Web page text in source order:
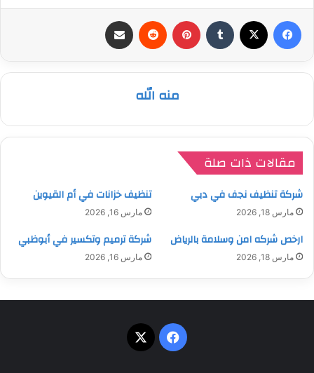
فيسبوك بينتيريست
منه الله
مقالات ذات صلة
شركة تنظيف نجف في دبي
مارس 18, 2026
تنظيف خزانات في أم القيوين
مارس 16, 2026
ارخص شركه امن وسلامة بالرياض
مارس 18, 2026
شركة ترميم وتكسير في أبوظبي
مارس 16, 2026
فيسبوك
‫X